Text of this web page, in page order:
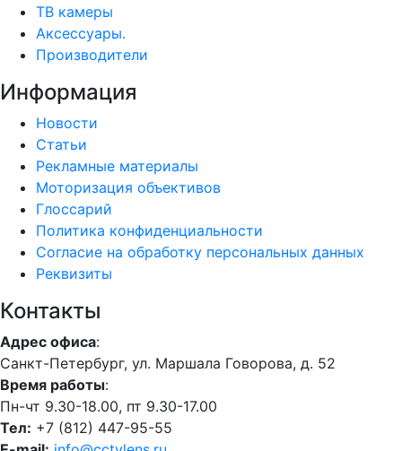
ТВ камеры
Аксессуары.
Производители
Информация
Новости
Статьи
Рекламные материалы
Моторизация объективов
Глоссарий
Политика конфиденциальности
Согласие на обработку персональных данных
Реквизиты
Контакты
Адрес офиса:
Санкт-Петербург, ул. Маршала Говорова, д. 52
Время работы:
Пн-чт 9.30-18.00, пт 9.30-17.00
Тел: +7 (812) 447-95-55